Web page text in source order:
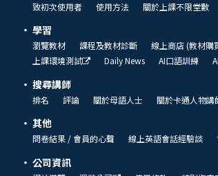
致初次使用者 使用方法 關於上課不限堂數
學習
瀏覽教材 課程及教材診斷 線上商店 (教材購
上課環境測試
Daily News AI口語訓練
搜尋講師
排名 評論 關於母語人士 關於卡通人物講
其他
問卷結果 / 會員的心聲 線上英語會話經驗談
公司資訊